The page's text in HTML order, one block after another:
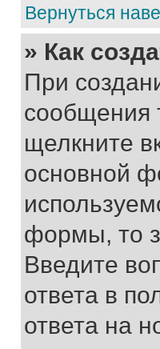
Вернуться
» Как
При
сообщения
щелкните
основной
формы, то
Введите
ответа в
ответа на